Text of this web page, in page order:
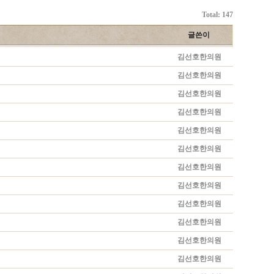
Total: 147
글쓴이
김선호한의원
김선호한의원
김선호한의원
김선호한의원
김선호한의원
김선호한의원
김선호한의원
김선호한의원
김선호한의원
김선호한의원
김선호한의원
김선호한의원